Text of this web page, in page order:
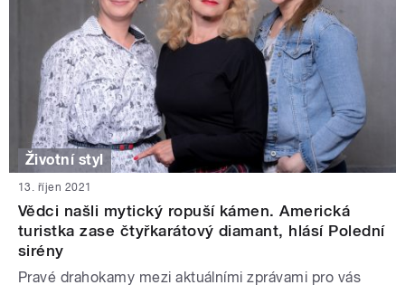
Životní styl
13. říjen 2021
Vědci našli mytický ropuší kámen. Americká
turistka zase čtyřkarátový diamant, hlásí Polední
sirény
Pravé drahokamy mezi aktuálními zprávami pro vás